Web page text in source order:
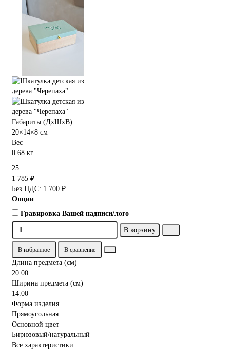
Габариты (ДхШхВ)
20×14×8 см
Вес
0.68 кг
25
1 785 ₽
Без НДС: 1 700 ₽
Опции
Гравировка Вашей надписи/лого
В корзину
В избранное В сравнение
Длина предмета (см)
20.00
Ширина предмета (см)
14.00
Форма изделия
Прямоугольная
Основной цвет
Бирюзовый/натуральный
Все характеристики